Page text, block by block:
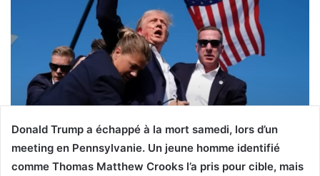
Donald Trump a échappé à la mort samedi, lors d’un
meeting en Pennsylvanie. Un jeune homme identifié
comme Thomas Matthew Crooks l’a pris pour cible, mais